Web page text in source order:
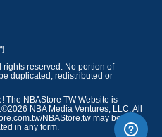
rights reserved. No portion of
duplicated, redistributed or
The NBAStore TW Website is
2026 NBA Media Ventures, LLC. All
NBAStore.tw may be
in any form.